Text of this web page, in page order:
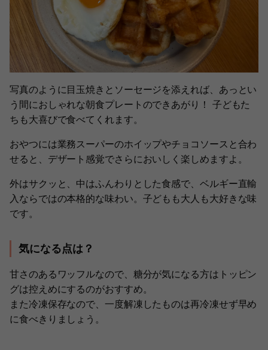
写真のように目玉焼きとソーセージを添えれば、あっとい
う間におしゃれな朝食プレートのできあがり！ 子どもた
ちも大喜びで食べてくれます。
おやつには業務スーパーのホイップやチョコソースと合わ
せると、デザート感覚でさらにおいしく楽しめますよ。
外はサクッと、中はふんわりとした食感で、ベルギー直輸
入ならではの本格的な味わい。子どもも大人も大好きな味
です。
気になる点は？
甘さのあるワッフルなので、糖分が気になる方はトッピン
グは控えめにするのがおすすめ。
また冷凍保存なので、一度解凍したものは再冷凍せず早め
に食べきりましょう。